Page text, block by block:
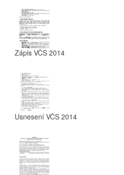
Zápis VČS 2014
Usnesení VČS 2014